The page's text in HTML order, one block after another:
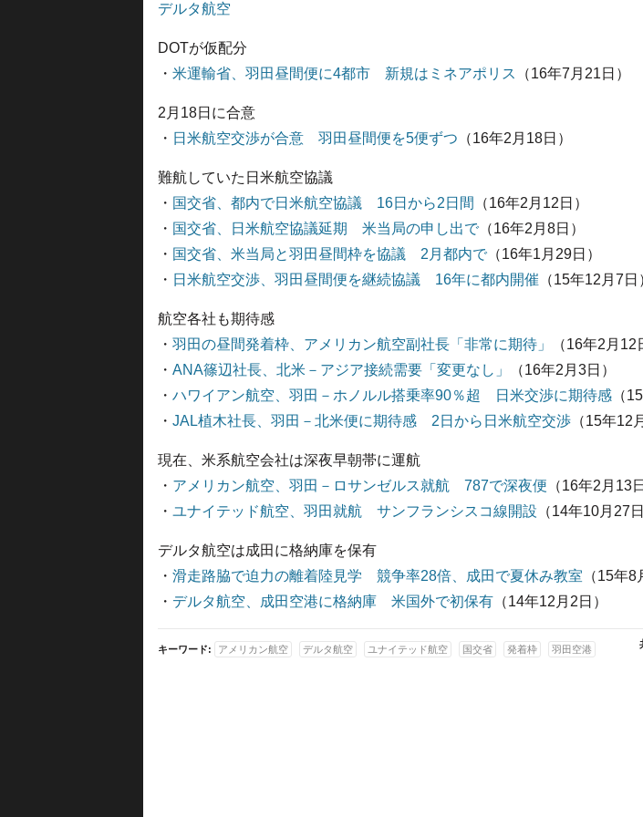
デルタ航空
DOTが仮配分
・ 米運輸省、羽田昼間便に4都市 新規はミネアポリス （16年7月21日）
2月18日に合意
・ 日米航空交渉が合意 羽田昼間便を5便ずつ （16年2月18日）
難航していた日米航空協議
・ 国交省、都内で日米航空協議 16日から2日間
（16年2月12日）
・ 国交省、日米航空協議延期 米当局の申し出で（16年2月8日）
・ 国交省、米当局と羽田昼間枠を協議 2月都内で（16年1月29日）
・ 日米航空交渉、羽田昼間便を継続協議 16年に都内開催 （15年12月7日
航空各社も期待感
・ 羽田の昼間発着枠、アメリカン航空副社長「非常に期待」
（16年2月12
・ ANA篠辺社長、北米－アジア接続需要「変更なし」
（16年2月3日）
・ ハワイアン航空、羽田－ホノルル搭乗率90％超 日米交渉に期待感 （
・ JAL植木社長、羽田－北米便に期待感 2日から日米航空交渉 （15年12
現在、米系航空会社は深夜早朝帯に運航
・ アメリカン航空、羽田－ロサンゼルス就航 787で深夜便 （16年2月13
・ ユナイテッド航空、羽田就航 サンフランシスコ線開設 （14年10月27日
デルタ航空は成田に格納庫を保有
・ 滑走路脇で迫力の離着陸見学 競争率28倍、成田で夏休み教室 （15年8
・ デルタ航空、成田空港に格納庫 米国外で初保有 （14年12月2日）
キーワード: アメリカン航空 デルタ航空 ユナイテッド航空 国交省 発着枠 羽田空港